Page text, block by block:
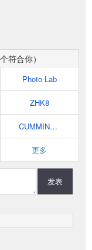
符合你）
Photo Lab
ZHK8
CUMMING OR DRUMMING?
更多
发表